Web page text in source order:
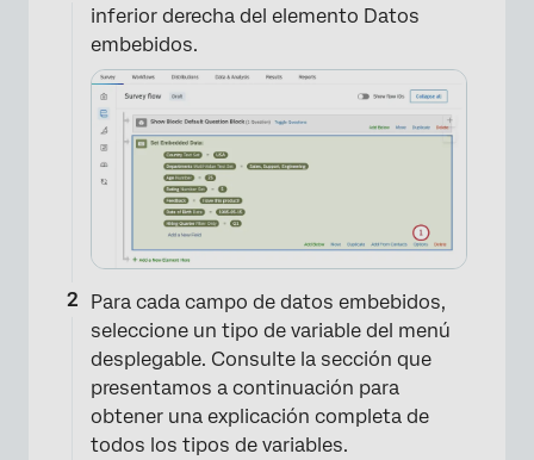
inferior derecha del elemento Datos
embebidos.
Para cada campo de datos embebidos,
seleccione un tipo de variable del menú
desplegable. Consulte la sección que
presentamos a continuación para
obtener una explicación completa de
todos los tipos de variables.